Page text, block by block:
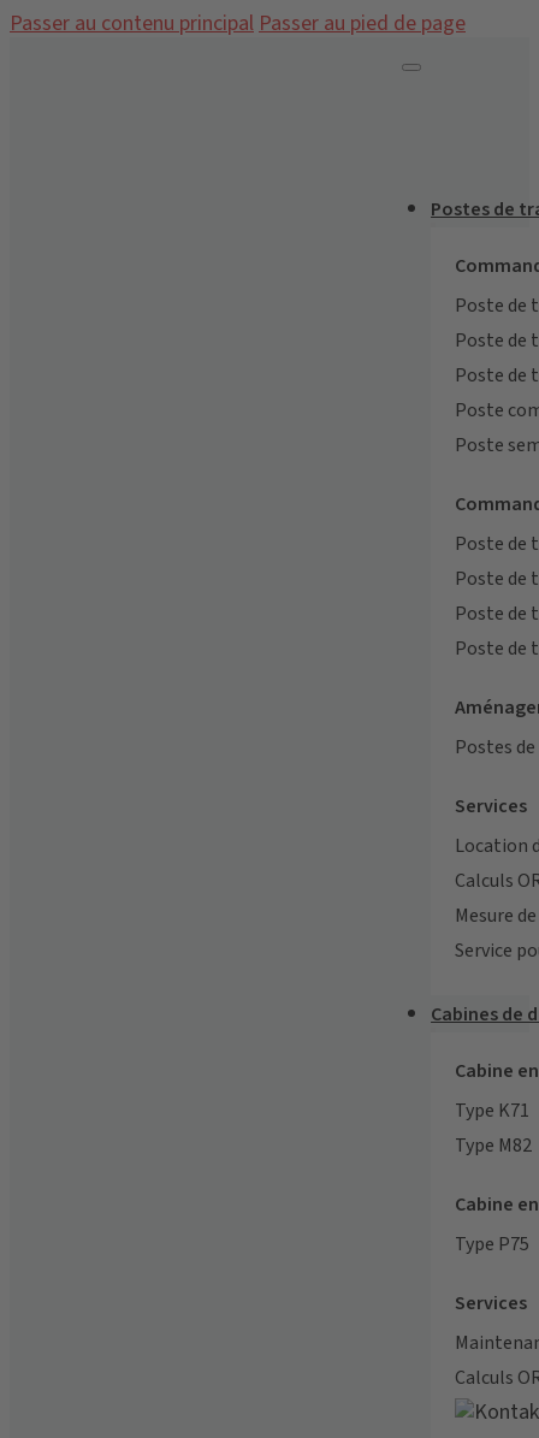
Passer au contenu principalPasser au pied de page
Postes de
Poste de
Poste de
Poste de
Poste
Poste
Poste de
Poste de
Poste de
Poste de
Postes
Services
Location
Calculs
Mesure
Service
Cabines de
Cabine
Type K71
Type M82
Cabine
Type P75
Services
Calculs